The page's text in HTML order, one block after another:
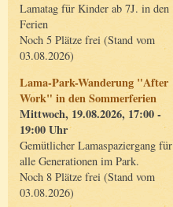
Lamatag für Kinder ab 7J. in den
Ferien
Noch 5 Plätze frei (Stand vom
03.08.2026)
Lama-Park-Wanderung "After
Work" in den Sommerferien
Mittwoch, 19.08.2026, 17:00 -
19:00 Uhr
Gemütlicher Lamaspaziergang für
alle Generationen im Park.
Noch 8 Plätze frei (Stand vom
03.08.2026)